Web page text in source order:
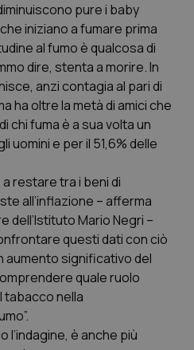
pure i baby
iniziano a fumare prima
al fumo è qualcosa di
dire, stenta a morire. In
anzi contagia al pari di
ha oltre la metà di amici che
chi fuma è a sua volta un
uomini e per il 51,6% delle
restare tra i beni di
all’inflazione – afferma
dell’Istituto Mario Negri –
questi dati con ciò
significativo del
quale ruolo
tabacco nella
l’indagine, è anche più